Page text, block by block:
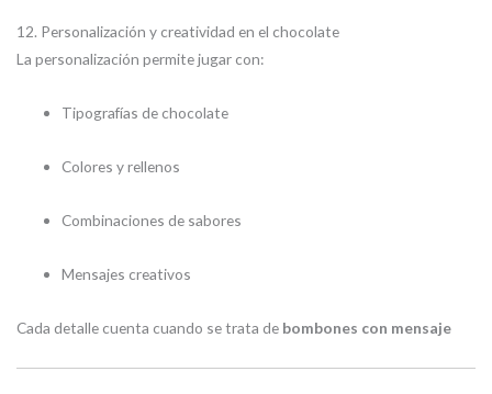
12. Personalización y creatividad en el chocolate
La personalización permite jugar con:
Tipografías de chocolate
Colores y rellenos
Combinaciones de sabores
Mensajes creativos
Cada detalle cuenta cuando se trata de bombones con mensaje